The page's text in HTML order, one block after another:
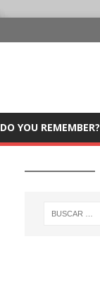
DO YOU REMEMBER?